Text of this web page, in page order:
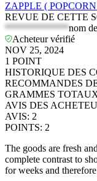
ZAPPLE (
REVUE DE CETTE
*************nom
Acheteur vérifié
NOV 25, 2024
1 POINT
HISTORIQUE DES
RECOMMANDES
GRAMMES
AVIS DES
AVIS: 2
POINTS: 2
The goods are fresh
complete contrast to
for weeks and